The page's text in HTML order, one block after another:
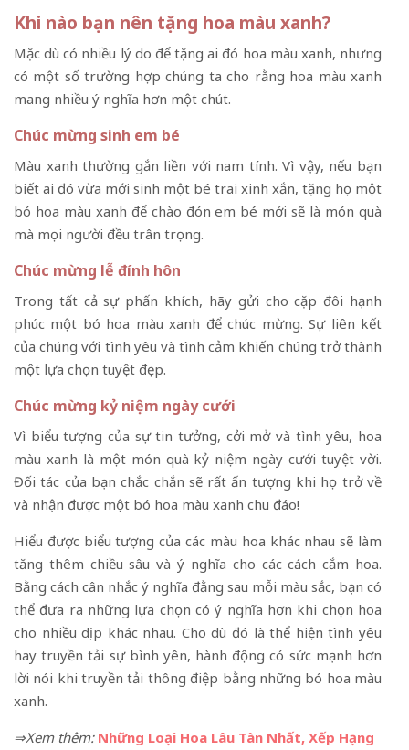
Khi nào bạn nên tặng hoa màu xanh?
Mặc dù có nhiều lý do để tặng ai đó hoa màu xanh, nhưng
có một số trường hợp chúng ta cho rằng hoa màu xanh
mang nhiều ý nghĩa hơn một chút.
Chúc mừng sinh em bé
Màu xanh thường gắn liền với nam tính. Vì vậy, nếu bạn
biết ai đó vừa mới sinh một bé trai xinh xắn, tặng họ một
bó hoa màu xanh để chào đón em bé mới sẽ là món quà
mà mọi người đều trân trọng.
Chúc mừng lễ đính hôn
Trong tất cả sự phấn khích, hãy gửi cho cặp đôi hạnh
phúc một bó hoa màu xanh để chúc mừng. Sự liên kết
của chúng với tình yêu và tình cảm khiến chúng trở thành
một lựa chọn tuyệt đẹp.
Chúc mừng kỷ niệm ngày cưới
Vì biểu tượng của sự tin tưởng, cởi mở và tình yêu, hoa
màu xanh là một món quà kỷ niệm ngày cưới tuyệt vời.
Đối tác của bạn chắc chắn sẽ rất ấn tượng khi họ trở về
và nhận được một bó hoa màu xanh chu đáo!
Hiểu được biểu tượng của các màu hoa khác nhau sẽ làm
tăng thêm chiều sâu và ý nghĩa cho các cách cắm hoa.
Bằng cách cân nhắc ý nghĩa đằng sau mỗi màu sắc, bạn có
thể đưa ra những lựa chọn có ý nghĩa hơn khi chọn hoa
cho nhiều dịp khác nhau. Cho dù đó là thể hiện tình yêu
hay truyền tải sự bình yên, hành động có sức mạnh hơn
lời nói khi truyền tải thông điệp bằng những bó hoa màu
xanh.
⇒Xem thêm: Những Loại Hoa Lâu Tàn Nhất, Xếp Hạng